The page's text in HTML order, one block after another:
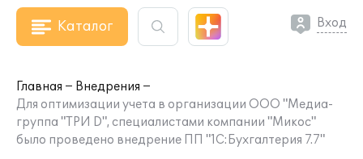
Каталог Вход
Главная
Внедрения
Для оптимизации учета в организации ООО "Медиа-
группа "ТРИ D", специалистами компании "Микос"
было проведено внедрение ПП "1С:Бухгалтерия 7.7"